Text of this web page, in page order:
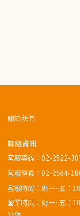
關於我們
聯絡資訊
客服專線： 02-2522-
客服傳真：02-2564-
客服時間：周一~五：
營業時間：周一~五：
公休